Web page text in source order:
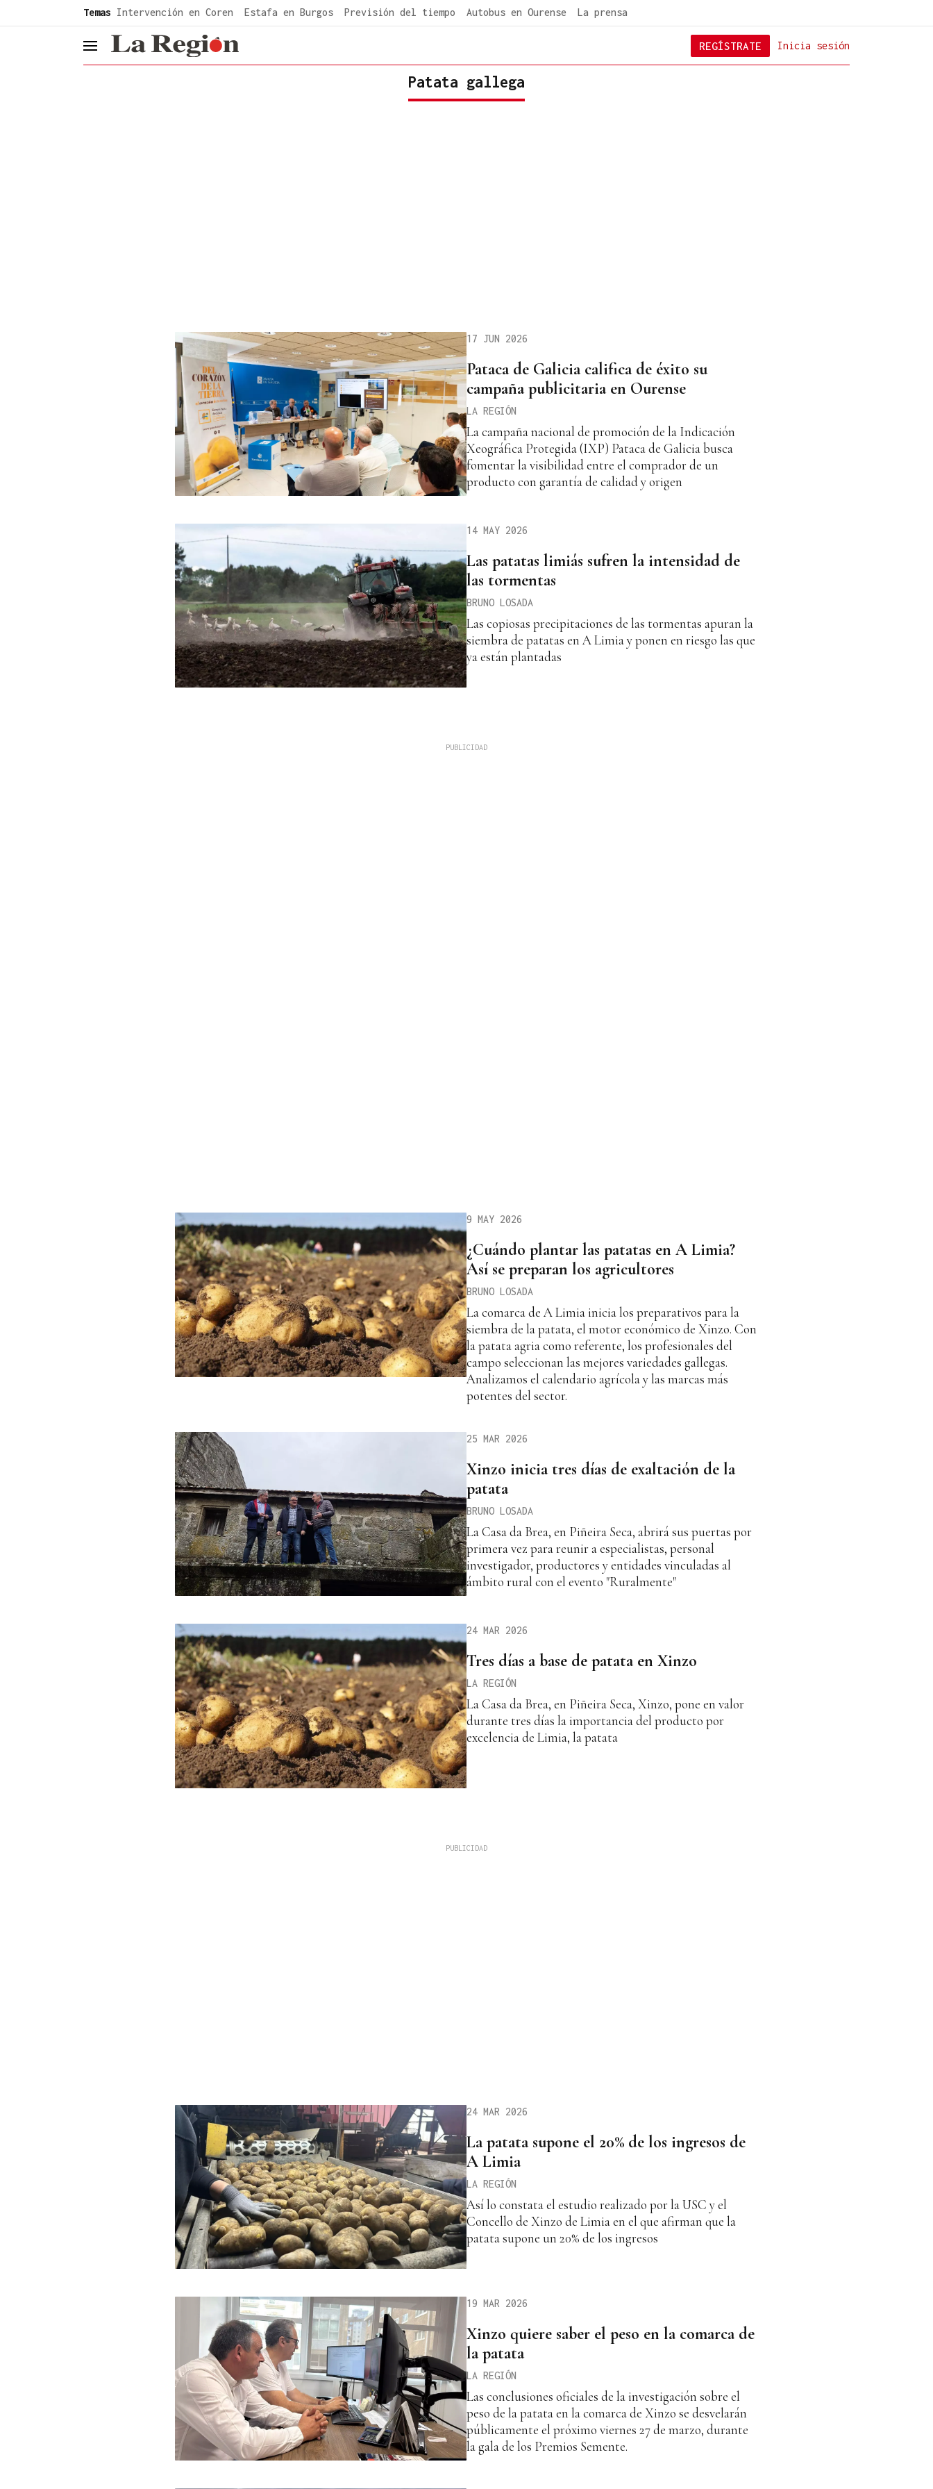
Temas Intervención en Coren Estafa en Burgos Previsión del tiempo Autobus en Ourense La prensa
header.menu.open Inicia sesión
REGÍSTRATE
Patata gallega
17 JUN 2026
Pataca de Galicia califica de éxito su
campaña publicitaria en Ourense
LA REGIÓN
La campaña nacional de promoción de la Indicación
Xeográfica Protegida (IXP) Pataca de Galicia busca
fomentar la visibilidad entre el comprador de un
producto con garantía de calidad y origen
14 MAY 2026
Las patatas limiás sufren la intensidad de
las tormentas
BRUNO LOSADA
Las copiosas precipitaciones de las tormentas apuran la
siembra de patatas en A Limia y ponen en riesgo las que
ya están plantadas
9 MAY 2026
¿Cuándo plantar las patatas en A Limia?
Así se preparan los agricultores
BRUNO LOSADA
La comarca de A Limia inicia los preparativos para la
siembra de la patata, el motor económico de Xinzo. Con
la patata agria como referente, los profesionales del
campo seleccionan las mejores variedades gallegas.
Analizamos el calendario agrícola y las marcas más
potentes del sector.
25 MAR 2026
Xinzo inicia tres días de exaltación de la
patata
BRUNO LOSADA
La Casa da Brea, en Piñeira Seca, abrirá sus puertas por
primera vez para reunir a especialistas, personal
investigador, productores y entidades vinculadas al
ámbito rural con el evento "Ruralmente"
24 MAR 2026
Tres días a base de patata en Xinzo
LA REGIÓN
La Casa da Brea, en Piñeira Seca, Xinzo, pone en valor
durante tres días la importancia del producto por
excelencia de Limia, la patata
24 MAR 2026
La patata supone el 20% de los ingresos de
A Limia
LA REGIÓN
Así lo constata el estudio realizado por la USC y el
Concello de Xinzo de Limia en el que afirman que la
patata supone un 20% de los ingresos
19 MAR 2026
Xinzo quiere saber el peso en la comarca de
la patata
LA REGIÓN
Las conclusiones oficiales de la investigación sobre el
peso de la patata en la comarca de Xinzo se desvelarán
públicamente el próximo viernes 27 de marzo, durante
la gala de los Premios Semente.